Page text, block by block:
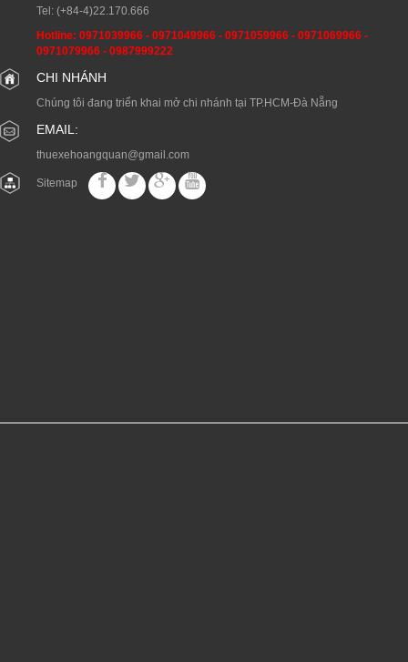
Tel: (+84-4)22.170.666
Hotline: 0971039966 - 0971049966 - 0971059966 - 0971069966 -
0971079966 - 0987999222
CHI NHÁNH
Chúng tôi đang triển khai mở chi nhánh tại TP.HCM-Đà Nẵng
EMAIL:
thuexehoangquan@gmail.com
Sitemap